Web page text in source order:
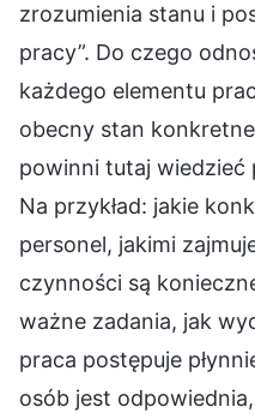
zrozumienia stanu i
pracy”. Do czego
każdego elementu
obecny stan
powinni tutaj
Na przykład: jakie
personel, jakimi
czynności są
ważne zadania, jak
praca postępuje
osób jest